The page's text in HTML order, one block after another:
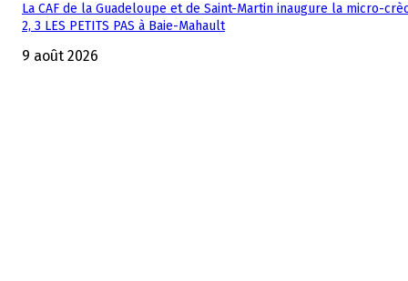
La CAF de la Guadeloupe et de Saint-Martin inaugure la micro-
2, 3 LES PETITS PAS à Baie-Mahault
9 août 2026